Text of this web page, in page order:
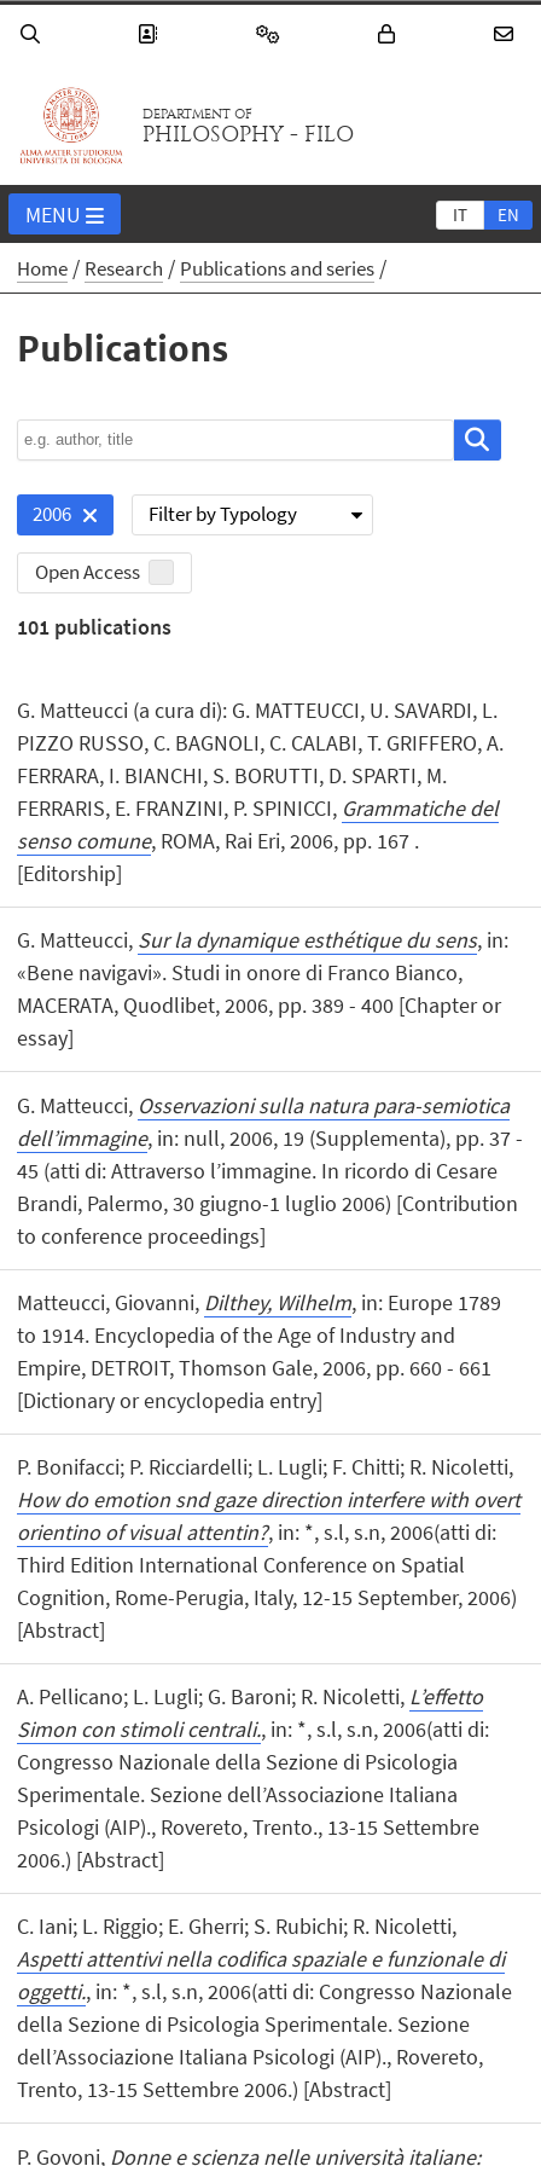
DEPARTMENT OF
PHILOSOPHY - FILO
IT EN
MENU
Home Research Publications and series
Publications
2006 Filter by Typology
Open Access
101 publications
G. Matteucci (a cura di): G. MATTEUCCI, U. SAVARDI, L.
PIZZO RUSSO, C. BAGNOLI, C. CALABI, T. GRIFFERO, A.
FERRARA, I. BIANCHI, S. BORUTTI, D. SPARTI, M.
FERRARIS, E. FRANZINI, P. SPINICCI, Grammatiche del
senso comune, ROMA, Rai Eri, 2006, pp. 167 .
[Editorship]
G. Matteucci, Sur la dynamique esthétique du sens, in:
«Bene navigavi». Studi in onore di Franco Bianco,
MACERATA, Quodlibet, 2006, pp. 389 - 400 [Chapter or
essay]
G. Matteucci, Osservazioni sulla natura para-semiotica
dell’immagine, in: null, 2006, 19 (Supplementa), pp. 37 -
45 (atti di: Attraverso l’immagine. In ricordo di Cesare
Brandi, Palermo, 30 giugno-1 luglio 2006) [Contribution
to conference proceedings]
Matteucci, Giovanni, Dilthey, Wilhelm, in: Europe 1789
to 1914. Encyclopedia of the Age of Industry and
Empire, DETROIT, Thomson Gale, 2006, pp. 660 - 661
[Dictionary or encyclopedia entry]
P. Bonifacci; P. Ricciardelli; L. Lugli; F. Chitti; R. Nicoletti,
How do emotion snd gaze direction interfere with overt
orientino of visual attentin?, in: *, s.l, s.n, 2006(atti di:
Third Edition International Conference on Spatial
Cognition, Rome-Perugia, Italy, 12-15 September, 2006)
[Abstract]
A. Pellicano; L. Lugli; G. Baroni; R. Nicoletti, L’effetto
Simon con stimoli centrali., in: *, s.l, s.n, 2006(atti di:
Congresso Nazionale della Sezione di Psicologia
Sperimentale. Sezione dell’Associazione Italiana
Psicologi (AIP)., Rovereto, Trento., 13-15 Settembre
2006.) [Abstract]
C. Iani; L. Riggio; E. Gherri; S. Rubichi; R. Nicoletti,
Aspetti attentivi nella codifica spaziale e funzionale di
oggetti., in: *, s.l, s.n, 2006(atti di: Congresso Nazionale
della Sezione di Psicologia Sperimentale. Sezione
dell’Associazione Italiana Psicologi (AIP)., Rovereto,
Trento, 13-15 Settembre 2006.) [Abstract]
P. Govoni, Donne e scienza nelle università italiane: